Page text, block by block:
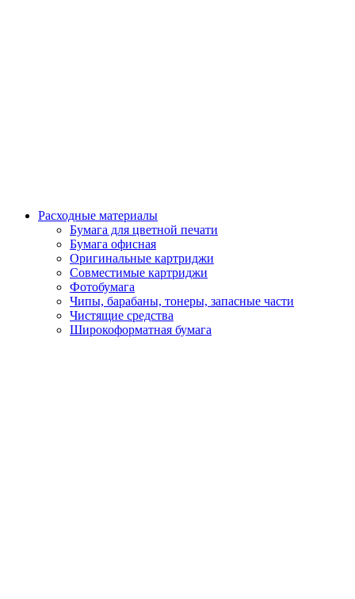
Расходные материалы
Бумага для цветной печати
Бумага офисная
Оригинальные картриджи
Совместимые картриджи
Фотобумага
Чипы, барабаны, тонеры, запасные части
Чистящие средства
Широкоформатная бумага